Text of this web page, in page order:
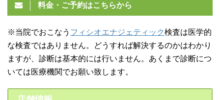
料金・ご予約はこちらから
※当院でおこなう フィシオエナジェティック検査は医学的
な検査ではありません。どうすれば解決するのかはわかり
ますが、診断は基本的には行いません。あくまで診断につ
いては医療機関でお願い致します。